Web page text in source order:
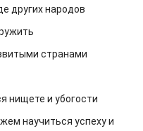
других народов
странами
нищете и убогости
научиться успеху и